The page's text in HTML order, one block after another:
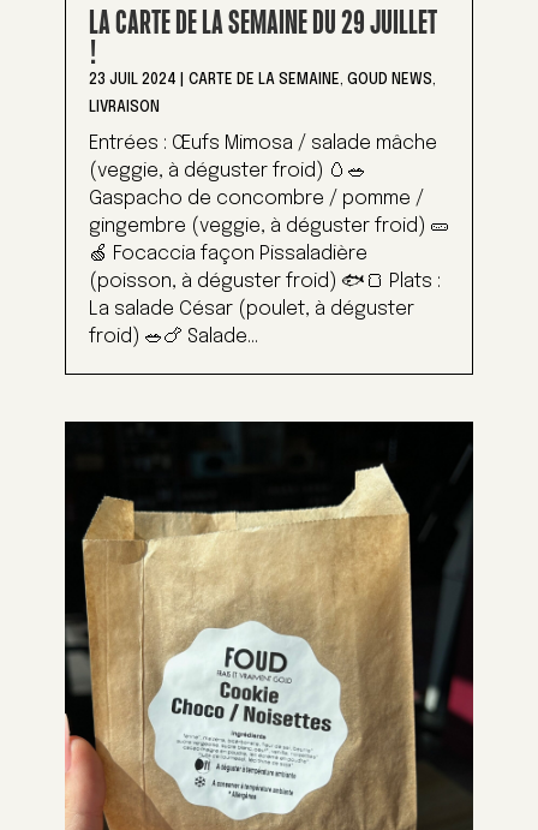
LA CARTE DE LA SEMAINE DU 29 JUILLET
!
23 JUIL 2024 CARTE DE LA SEMAINE, GOUD NEWS,
LIVRAISON
Entrées : Œufs Mimosa / salade mâche
(veggie, à déguster froid) 🥚🥗
Gaspacho de concombre / pomme /
gingembre (veggie, à déguster froid) 🥒
🍏 Focaccia façon Pissaladière
(poisson, à déguster froid) 🐟🍞 Plats :
La salade César (poulet, à déguster
froid) 🥗🍗 Salade...